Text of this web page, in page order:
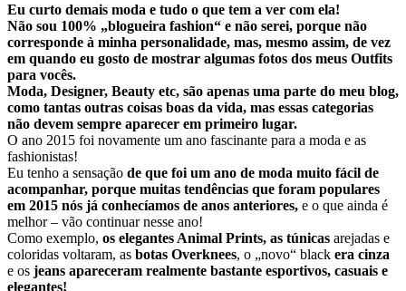
Eu curto demais moda e tudo o que tem a ver com ela!
Não sou 100% „blogueira fashion“ e não serei, porque não
corresponde à minha personalidade, mas, mesmo assim, de vez
em quando eu gosto de mostrar algumas fotos dos meus Outfits
para vocês.
Moda, Designer, Beauty etc, são apenas uma parte do meu blog,
como tantas outras coisas boas da vida, mas essas categorias
não devem sempre aparecer em primeiro lugar.
O ano 2015 foi novamente um ano fascinante para a moda e as
fashionistas!
Eu tenho a sensação de que foi um ano de moda muito fácil de
acompanhar, porque muitas tendências que foram populares
em 2015 nós já conhecíamos de anos anteriores, e o que ainda é
melhor – vão continuar nesse ano!
Como exemplo, os elegantes Animal Prints, as túnicas arejadas e
coloridas voltaram, as botas Overknees, o „novo“ black era cinza
e os jeans apareceram realmente bastante esportivos, casuais e
elegantes!